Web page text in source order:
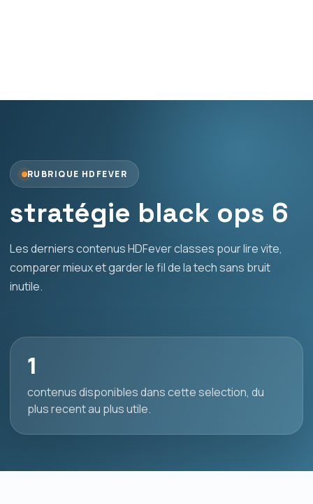
RUBRIQUE HDFEVER
stratégie black ops 6
Les derniers contenus HDFever classes pour lire vite,
comparer mieux et garder le fil de la tech sans bruit
inutile.
1
contenus disponibles dans cette selection, du
plus recent au plus utile.